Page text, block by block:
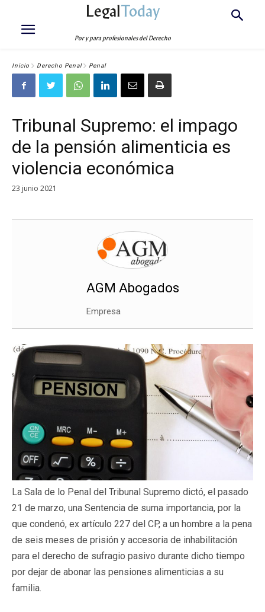
LegalToday
Por y para profesionales del Derecho
Inicio Derecho Penal Penal
Tribunal Supremo: el impago
de la pensión alimenticia es
violencia económica
23 junio 2021
AGM Abogados
Empresa
La Sala de lo Penal del Tribunal Supremo dictó, el pasado
21 de marzo, una Sentencia de suma importancia, por la
que condenó, ex artículo 227 del CP, a un hombre a la pena
de seis meses de prisión y accesoria de inhabilitación
para el derecho de sufragio pasivo durante dicho tiempo
por dejar de abonar las pensiones alimenticias a su
familia.